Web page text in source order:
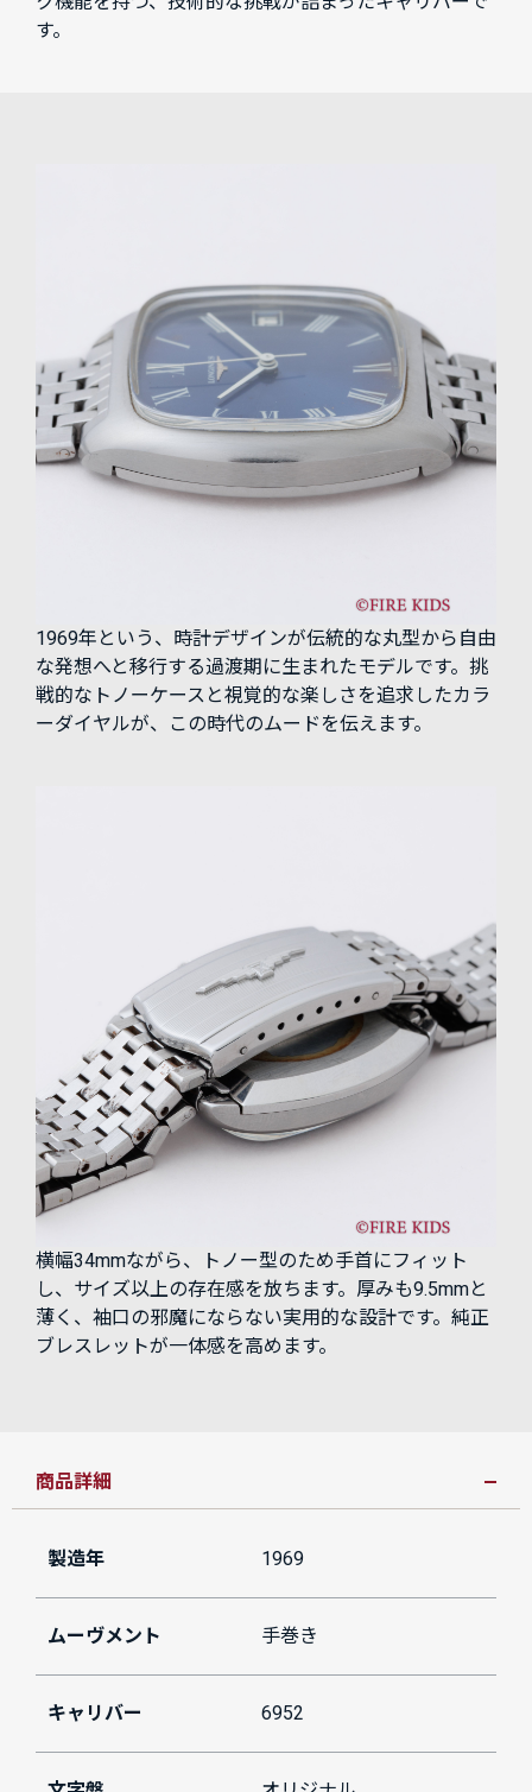
す。
1969年という、時計デザインが伝統的な丸型から自由
な発想へと移行する過渡期に生まれたモデルです。挑
戦的なトノーケースと視覚的な楽しさを追求したカラ
ーダイヤルが、この時代のムードを伝えます。
横幅34mmながら、トノー型のため手首にフィット
し、サイズ以上の存在感を放ちます。厚みも9.5mmと
薄く、袖口の邪魔にならない実用的な設計です。純正
ブレスレットが一体感を高めます。
商品詳細
製造年 1969
ムーヴメント 手巻き
キャリバー 6952